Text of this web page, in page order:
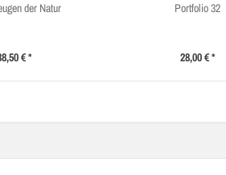
der Natur
€ *
Portfolio 32
28,00 € *